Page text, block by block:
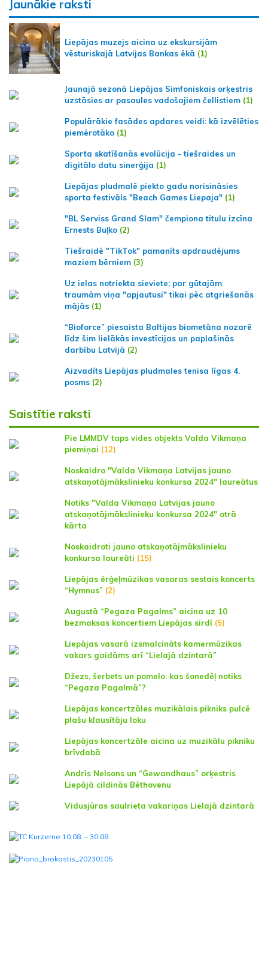
Jaunākie raksti
Liepājas muzejs aicina uz ekskursijām
vēsturiskajā Latvijas Bankas ēkā (1)
Jaunajā sezonā Liepājas Simfoniskais orķestris
uzstāsies ar pasaules vadošajiem čellistiem (1)
Populārākie fasādes apdares veidi: kā izvēlēties
piemērotāko (1)
Sporta skatīšanās evolūcija - tiešraides un
digitālo datu sinerģija (1)
Liepājas pludmalē piekto gadu norisināsies
sporta festivāls "Beach Games Liepaja" (1)
"BL Serviss Grand Slam" čempiona titulu izcīna
Ernests Buļko (2)
Tiešraidē "TikTok" pamanīts apdraudējums
maziem bērniem (3)
Uz ielas notriekta sieviete; par gūtajām
traumām viņa "apjautusi" tikai pēc atgriešanās
mājās (1)
“Bioforce” piesaista Baltijas biometāna nozarē
līdz šim lielākās investīcijas un paplašinās
darbību Latvijā (2)
Aizvadīts Liepājas pludmales tenisa līgas 4.
posms (2)
Saistītie raksti
Pie LMMDV taps vides objekts Valda Vikmaņa
piemiņai (12)
Noskaidro "Valda Vikmaņa Latvijas jauno
atskaņotājmākslinieku konkursa 2024" laureātus
Notiks "Valda Vikmaņa Latvijas jauno
atskaņotājmākslinieku konkursa 2024" otrā
kārta
Noskaidroti jauno atskaņotājmākslinieku
konkursa laureāti (15)
Liepājas ērģeļmūzikas vasaras sestais koncerts
“Hymnus” (2)
Augustā “Pegaza Pagalms” aicina uz 10
bezmaksas koncertiem Liepājas sirdī (5)
Liepājas vasarā izsmalcināts kamermūzikas
vakars gaidāms arī “Lielajā dzintarā”
Džezs, šerbets un pomelo: kas šonedēļ notiks
“Pegaza Pagalmā”?
Liepājas koncertzāles muzikālais pikniks pulcē
plašu klausītāju loku
Liepājas koncertzāle aicina uz muzikālu pikniku
brīvdabā
Andris Nelsons un “Gewandhaus” orķestris
Liepājā cildinās Bēthovenu
Vidusjūras saulrieta vakariņas Lielajā dzintarā